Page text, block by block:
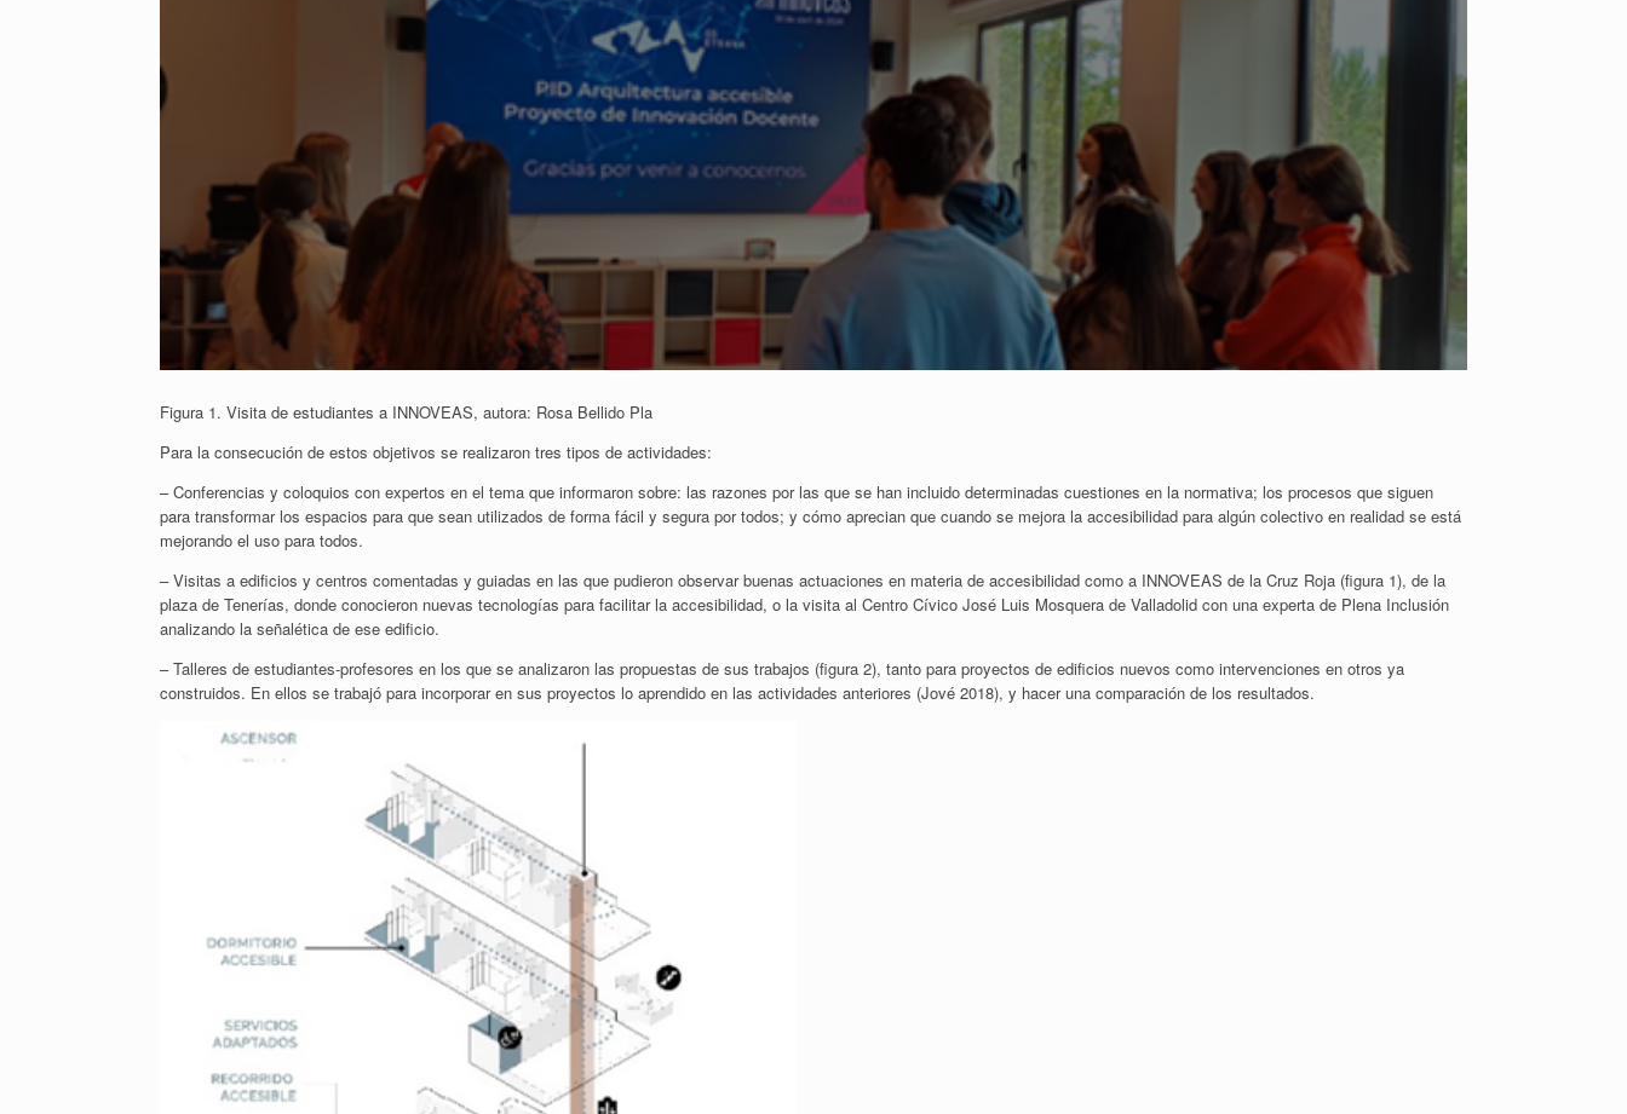
Figura 1. Visita de estudiantes a INNOVEAS, autora: Rosa Bellido Pla
Para la consecución de estos objetivos se realizaron tres tipos de actividades:
– Conferencias y coloquios con expertos en el tema que informaron sobre: las razones por las que se han incluido determinadas cuestiones en la normativa; los procesos que siguen
para transformar los espacios para que sean utilizados de forma fácil y segura por todos; y cómo aprecian que cuando se mejora la accesibilidad para algún colectivo en realidad se está
mejorando el uso para todos.
– Visitas a edificios y centros comentadas y guiadas en las que pudieron observar buenas actuaciones en materia de accesibilidad como a INNOVEAS de la Cruz Roja (figura 1), de la
plaza de Tenerías, donde conocieron nuevas tecnologías para facilitar la accesibilidad, o la visita al Centro Cívico José Luis Mosquera de Valladolid con una experta de Plena Inclusión
analizando la señalética de ese edificio.
– Talleres de estudiantes-profesores en los que se analizaron las propuestas de sus trabajos (figura 2), tanto para proyectos de edificios nuevos como intervenciones en otros ya
construidos. En ellos se trabajó para incorporar en sus proyectos lo aprendido en las actividades anteriores (Jové 2018), y hacer una comparación de los resultados.